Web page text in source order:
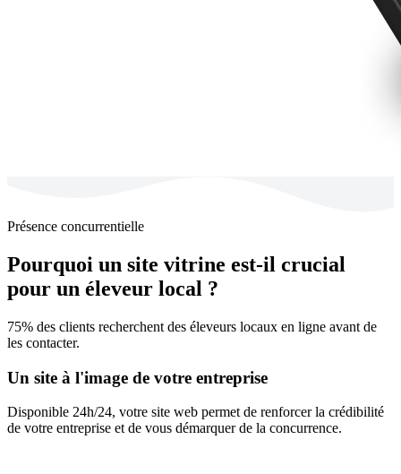
Présence concurrentielle
Pourquoi un site vitrine est-il crucial
pour un éleveur local ?
75% des clients recherchent des éleveurs locaux en ligne avant de
les contacter.
Un site à l'image de votre entreprise
Disponible 24h/24, votre site web permet de renforcer la crédibilité
de votre entreprise et de vous démarquer de la concurrence.